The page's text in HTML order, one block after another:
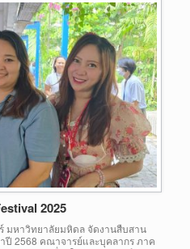
2025
มหาวิทยาลัยมหิดล จัดงานสืบสาน
ปี 2568 คณาจารย์และบุคลากร ภาค